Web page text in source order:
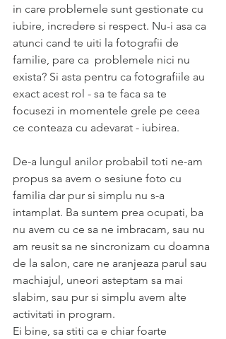
in care problemele sunt gestionate cu
iubire, incredere si respect. Nu-i asa ca
atunci cand te uiti la fotografii de
familie, pare ca  problemele nici nu
exista? Si asta pentru ca fotografiile au
exact acest rol - sa te faca sa te
focusezi in momentele grele pe ceea
ce conteaza cu adevarat - iubirea.
De-a lungul anilor probabil toti ne-am
propus sa avem o sesiune foto cu
familia dar pur si simplu nu s-a
intamplat. Ba suntem prea ocupati, ba
nu avem cu ce sa ne imbracam, sau nu
am reusit sa ne sincronizam cu doamna
de la salon, care ne aranjeaza parul sau
machiajul, uneori asteptam sa mai
slabim, sau pur si simplu avem alte
activitati in program.
Ei bine, sa stiti ca e chiar foarte